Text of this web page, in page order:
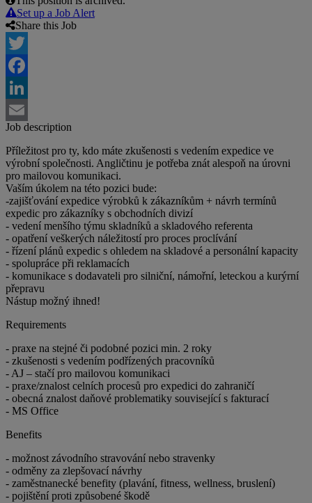
Set up a Job Alert
Share this Job
Twitter
Facebook
LinkedIn
Email
Job description
Příležitost pro ty, kdo máte zkušenosti s vedením expedice ve
výrobní společnosti. Angličtinu je potřeba znát alespoň na úrovni
pro mailovou komunikaci.
Vaším úkolem na této pozici bude:
-zajišťování expedice výrobků k zákazníkům + návrh termínů
expedic pro zákazníky s obchodních divizí
- vedení menšího týmu skladníků a skladového referenta
- opatření veškerých náležitostí pro proces proclívání
- řízení plánů expedic s ohledem na skladové a personální kapacity
- spolupráce při reklamacích
- komunikace s dodavateli pro silniční, námořní, leteckou a kurýrní
přepravu
Nástup možný ihned!
Requirements
- praxe na stejné či podobné pozici min. 2 roky
- zkušenosti s vedením podřízených pracovníků
- AJ – stačí pro mailovou komunikaci
- praxe/znalost celních procesů pro expedici do zahraničí
- obecná znalost daňové problematiky související s fakturací
- MS Office
Benefits
- možnost závodního stravování nebo stravenky
- odměny za zlepšovací návrhy
- zaměstnanecké benefity (plavání, fitness, wellness, bruslení)
- pojištění proti způsobené škodě